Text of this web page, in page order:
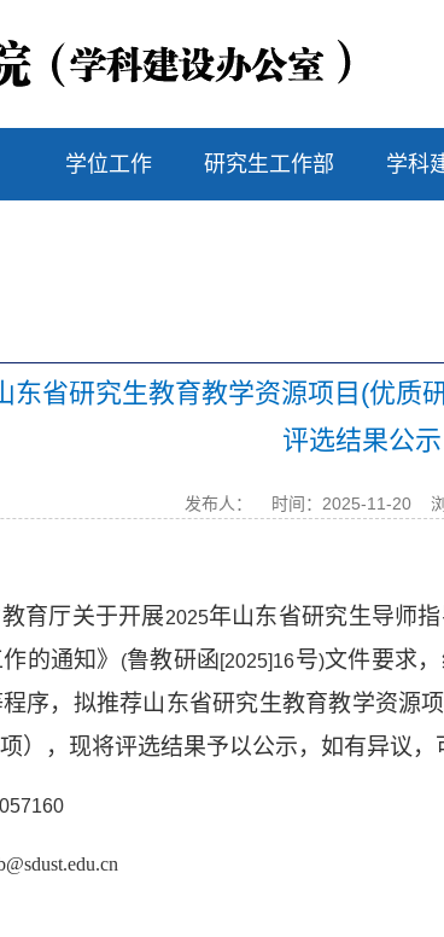
学位工作 研究生工作部 学科
东省研究生教育教学资源项目(优质
评选结果公示
发布人： 时间：2025-11-20
育厅关于开展2025年山东省研究生导师
的通知》
(鲁教研函[2025]16号)文件要求
序，拟推荐山东省研究生教育教学资源项
项），现将评选结果予以公示，如有异议，